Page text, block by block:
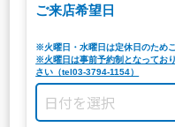
ご来店希望日
※火曜日・水曜日は定休日のため
※火曜日は事前予約制となってお
さい（tel03-3794-1154）